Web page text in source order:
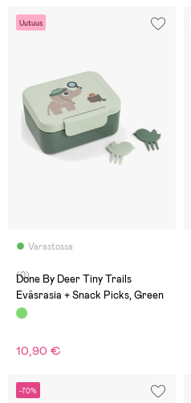
Uutuus
Varastossa
(0)
Done By Deer Tiny Trails
Eväsrasia + Snack Picks, Green
10,90 €
-70%